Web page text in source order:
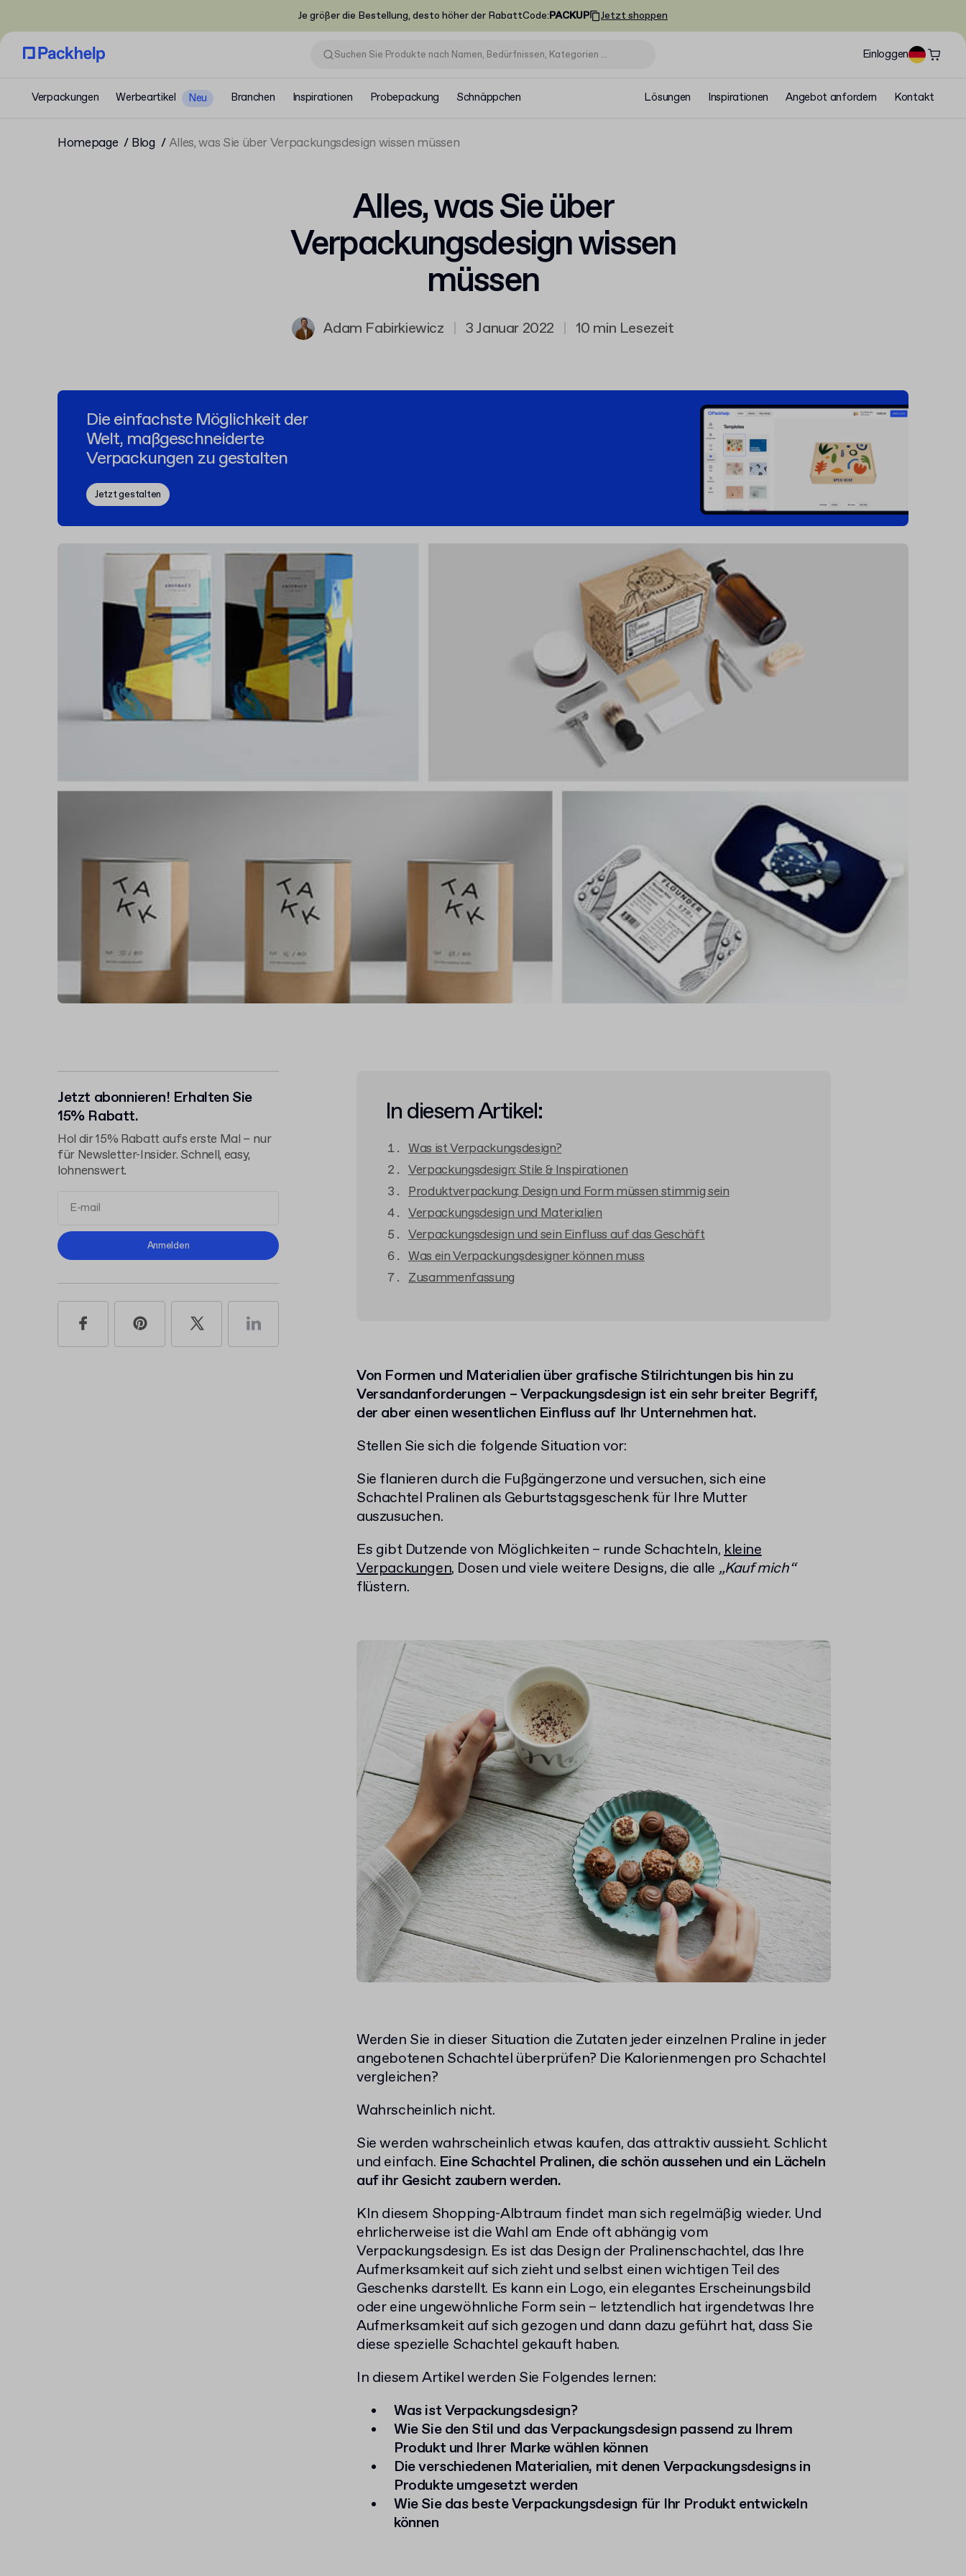
Je größer die Bestellung, desto höher der RabattCode:PACKUP Jetzt shoppen
Einloggen
Verpackungen Werbeartikel Neu Branchen Inspirationen Probepackung Schnäppchen Lösungen Inspirationen Angebot anfordern Kontakt
Homepage Blog Alles, was Sie über Verpackungsdesign wissen müssen
Alles, was Sie über
Verpackungsdesign wissen
müssen
Adam Fabirkiewicz | 3 Januar 2022 | 10 min Lesezeit
Die einfachste Möglichkeit der
Welt, maßgeschneiderte
Verpackungen zu gestalten
Jetzt gestalten
Jetzt abonnieren! Erhalten Sie
15% Rabatt.
Hol dir 15% Rabatt aufs erste Mal – nur
für Newsletter-Insider. Schnell, easy,
lohnenswert.
Geschäftsbedingungen
Datenschutzerklärung
Anmelden
In diesem Artikel:
Was ist Verpackungsdesign?
Verpackungsdesign: Stile & Inspirationen
Produktverpackung: Design und Form müssen stimmig sein
Verpackungsdesign und Materialien
Verpackungsdesign und sein Einfluss auf das Geschäft
Was ein Verpackungsdesigner können muss
Zusammenfassung
Von Formen und Materialien über grafische Stilrichtungen bis hin zu
Versandanforderungen – Verpackungsdesign ist ein sehr breiter Begriff,
der aber einen wesentlichen Einfluss auf Ihr Unternehmen hat.
Stellen Sie sich die folgende Situation vor:
Sie flanieren durch die Fußgängerzone und versuchen, sich eine
Schachtel Pralinen als Geburtstagsgeschenk für Ihre Mutter
auszusuchen.
Es gibt Dutzende von Möglichkeiten – runde Schachteln,kleine
Verpackungen, Dosen und viele weitere Designs, die alle „Kauf mich“
flüstern.
Werden Sie in dieser Situation die Zutaten jeder einzelnen Praline in jeder
angebotenen Schachtel überprüfen? Die Kalorienmengen pro Schachtel
vergleichen?
Wahrscheinlich nicht.
Sie werden wahrscheinlich etwas kaufen, das attraktiv aussieht. Schlicht
und einfach. Eine Schachtel Pralinen, die schön aussehen und ein Lächeln
auf ihr Gesicht zaubern werden.
KIn diesem Shopping-Albtraum findet man sich regelmäßig wieder. Und
ehrlicherweise ist die Wahl am Ende oft abhängig vom
Verpackungsdesign. Es ist das Design der Pralinenschachtel, das Ihre
Aufmerksamkeit auf sich zieht und selbst einen wichtigen Teil des
Geschenks darstellt. Es kann ein Logo, ein elegantes Erscheinungsbild
oder eine ungewöhnliche Form sein – letztendlich hat irgendetwas Ihre
Aufmerksamkeit auf sich gezogen und dann dazu geführt hat, dass Sie
diese spezielle Schachtel gekauft haben.
In diesem Artikel werden Sie Folgendes lernen:
Was ist Verpackungsdesign?
Wie Sie den Stil und das Verpackungsdesign passend zu Ihrem
Produkt und Ihrer Marke wählen können
Die verschiedenen Materialien, mit denen Verpackungsdesigns in
Produkte umgesetzt werden
Wie Sie das beste Verpackungsdesign für Ihr Produkt entwickeln
können